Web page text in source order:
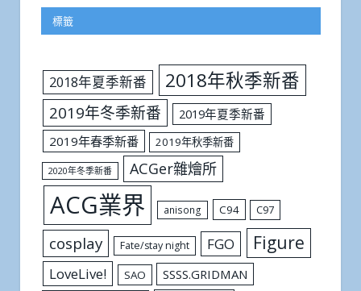
標籤
2018年夏季新番 2018年秋季新番
2019年冬季新番
2019年夏季新番
2019年春季新番
2019年秋季新番
2020年冬季新番 ACGer雜燴所
ACG業界 anisong C94 C97
cosplay Fate/stay night FGO Figure
LoveLive! SAO SSSS.GRIDMAN